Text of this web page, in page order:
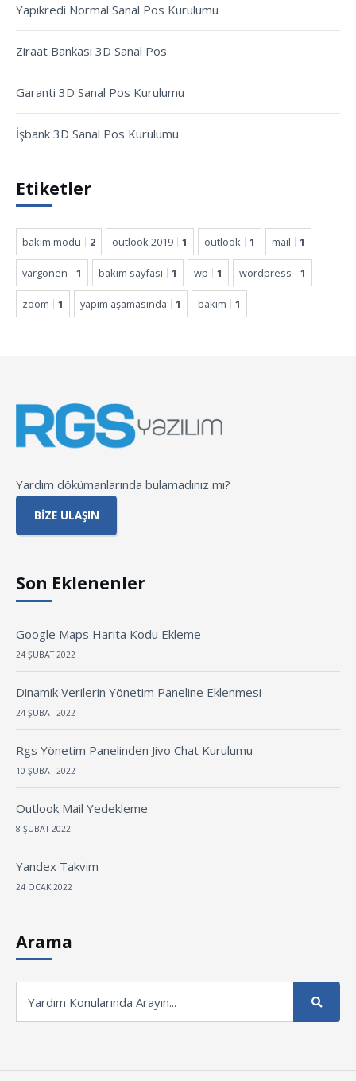
Yapıkredi Normal Sanal Pos Kurulumu
Ziraat Bankası 3D Sanal Pos
Garanti 3D Sanal Pos Kurulumu
İşbank 3D Sanal Pos Kurulumu
Etiketler
bakım modu 2 outlook 2019 1 outlook 1 mail 1
vargonen 1 bakım sayfası 1 wp 1 wordpress 1
zoom 1 yapım aşamasında 1 bakım 1
Yardım dökümanlarında bulamadınız mı?
BIZE ULAŞIN
Son Eklenenler
Google Maps Harita Kodu Ekleme
24 ŞUBAT 2022
Dinamik Verilerin Yönetim Paneline Eklenmesi
24 ŞUBAT 2022
Rgs Yönetim Panelinden Jivo Chat Kurulumu
10 ŞUBAT 2022
Outlook Mail Yedekleme
8 ŞUBAT 2022
Yandex Takvim
24 OCAK 2022
Arama